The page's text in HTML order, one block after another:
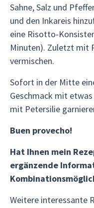
Sahne, Salz und
und den Inkareis
eine Risotto-
Minuten). Zuletzt mit
vermischen.
Sofort in der Mitte
Geschmack mit
mit Petersilie
Buen provecho!
Hat Ihnen mein
ergänzende
Weitere interessante